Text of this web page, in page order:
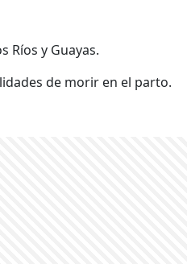
Ríos y Guayas.
de morir en el parto.